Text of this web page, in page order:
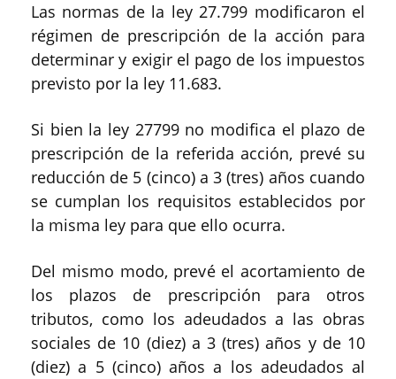
Las normas de la ley 27.799 modificaron el
régimen de prescripción de la acción para
determinar y exigir el pago de los impuestos
previsto por la ley 11.683.
Si bien la ley 27799 no modifica el plazo de
prescripción de la referida acción, prevé su
reducción de 5 (cinco)a 3 (tres) años cuando
se cumplan los requisitos establecidos por
la misma ley para que ello ocurra.
Del mismo modo, prevé el acortamiento de
los plazos de prescripción para otros
tributos, como los adeudados a las obras
sociales de 10 (diez)a3(tres)años y de 10
(diez) a 5 (cinco) añosa los adeudados al